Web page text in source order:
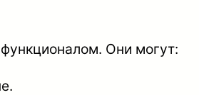
Они могут: